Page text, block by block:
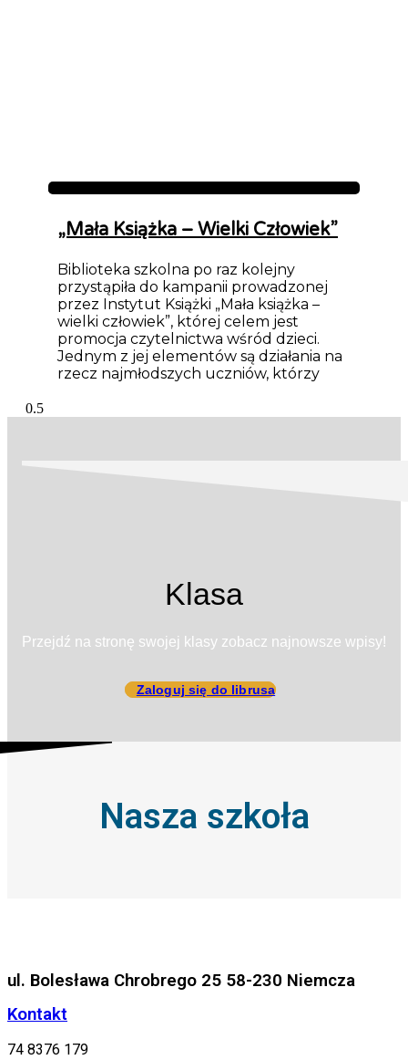
Aktualności
„Mała Książka – Wielki Człowiek”
Biblioteka szkolna po raz kolejny
przystąpiła do kampanii prowadzonej
przez Instytut Książki „Mała książka –
wielki człowiek”, której celem jest
promocja czytelnictwa wśród dzieci.
Jednym z jej elementów są działania na
rzecz najmłodszych uczniów, którzy
Klasa
Przejdź na stronę swojej klasy zobacz najnowsze wpisy!
Zaloguj się do librusa
Nasza szkoła
ul. Bolesława Chrobrego 25 58-230 Niemcza
Kontakt
74 8376 179